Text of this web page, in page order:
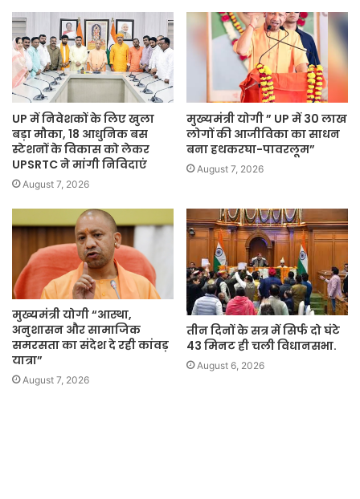
UP में निवेशकों के लिए खुला
बड़ा मौका, 18 आधुनिक बस
स्टेशनों के विकास को लेकर
UPSRTC ने मांगी निविदाएं
August 7, 2026
मुख्यमंत्री योगी ” UP में 30 लाख
लोगों की आजीविका का साधन
बना हथकरघा-पावरलूम”
August 7, 2026
मुख्यमंत्री योगी “आस्था,
अनुशासन और सामाजिक
समरसता का संदेश दे रही कांवड़
यात्रा”
August 7, 2026
तीन दिनों के सत्र में सिर्फ दो घंटे
43 मिनट ही चली विधानसभा.
August 6, 2026